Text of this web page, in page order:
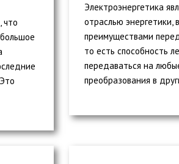
что
Электроэнергетика
отраслью энергетики,
преимуществами
то есть способность
передаваться на
преобразования в